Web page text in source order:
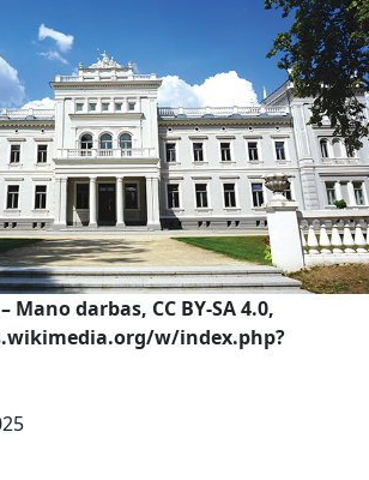
darbas, CC BY-SA 4.0,
w/index.php?